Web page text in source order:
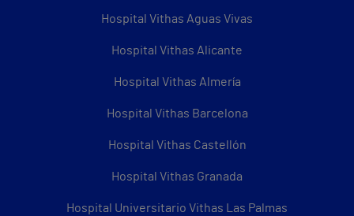
Hospital Vithas Aguas Vivas
Hospital Vithas Alicante
Hospital Vithas Almería
Hospital Vithas Barcelona
Hospital Vithas Castellón
Hospital Vithas Granada
Hospital Universitario Vithas Las Palmas